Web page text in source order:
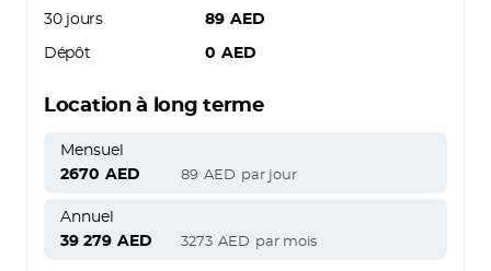
30 jours 89 AED
Dépôt 0 AED
Location à long terme
Mensuel
2670 AED 89 AED par jour
Annuel
39 279 AED 3273 AED par mois